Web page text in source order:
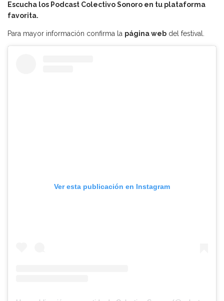
Escucha los Podcast Colectivo Sonoro en tu plataforma
favorita.
Para mayor información confirma la página web del festival.
Ver esta publicación en Instagram